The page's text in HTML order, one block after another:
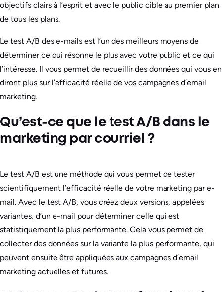
objectifs clairs à l’esprit et avec le public cible au premier plan
de tous les plans.
Le test A/B des e-mails est l’un des meilleurs moyens de
déterminer ce qui résonne le plus avec votre public et ce qui
l’intéresse. Il vous permet de recueillir des données qui vous en
diront plus sur l’efficacité réelle de vos campagnes d’email
marketing.
Qu’est-ce que le test A/B dans le
marketing par courriel ?
Le test A/B est une méthode qui vous permet de tester
scientifiquement l’efficacité réelle de votre marketing par e-
mail. Avec le test A/B, vous créez deux versions, appelées
variantes, d’un e-mail pour déterminer celle qui est
statistiquement la plus performante. Cela vous permet de
collecter des données sur la variante la plus performante, qui
peuvent ensuite être appliquées aux campagnes d’email
marketing actuelles et futures.